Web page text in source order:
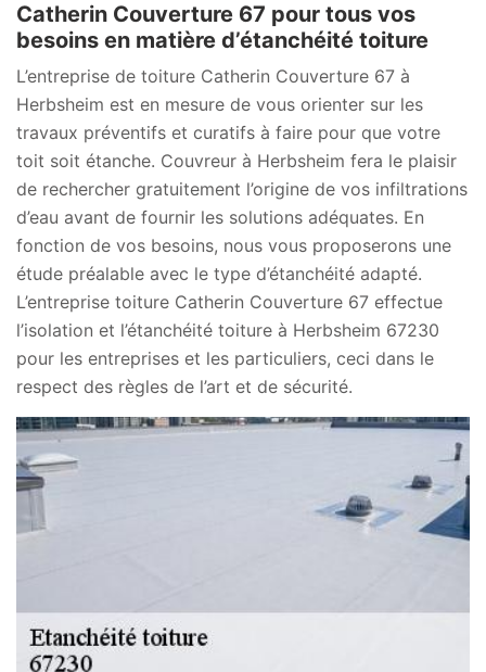
Catherin Couverture 67 pour tous vos
besoins en matière d’étanchéité toiture
L’entreprise de toiture Catherin Couverture 67 à
Herbsheim est en mesure de vous orienter sur les
travaux préventifs et curatifs à faire pour que votre
toit soit étanche. Couvreur à Herbsheim fera le plaisir
de rechercher gratuitement l’origine de vos infiltrations
d’eau avant de fournir les solutions adéquates. En
fonction de vos besoins, nous vous proposerons une
étude préalable avec le type d’étanchéité adapté.
L’entreprise toiture Catherin Couverture 67 effectue
l’isolation et l’étanchéité toiture à Herbsheim 67230
pour les entreprises et les particuliers, ceci dans le
respect des règles de l’art et de sécurité.